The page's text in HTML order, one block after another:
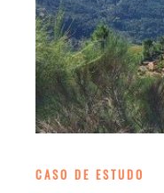
CASO DE ESTUDO